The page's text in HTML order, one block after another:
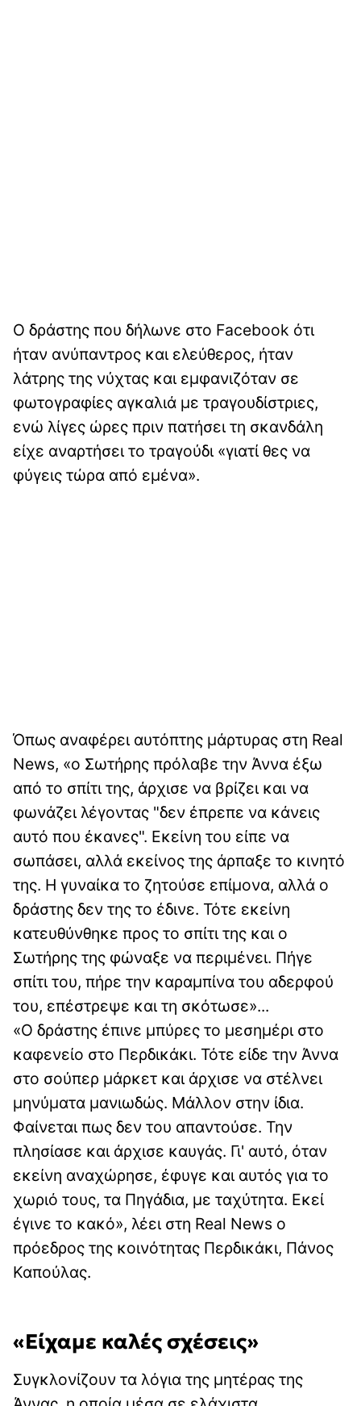
Ο δράστης που δήλωνε στο Facebook ότι
ήταν ανύπαντρος και ελεύθερος, ήταν
λάτρης της νύχτας και εμφανιζόταν σε
φωτογραφίες αγκαλιά με τραγουδίστριες,
ενώ λίγες ώρες πριν πατήσει τη σκανδάλη
είχε αναρτήσει το τραγούδι «γιατί θες να
φύγεις τώρα από εμένα».
Όπως αναφέρει αυτόπτης μάρτυρας στη Real
News, «ο Σωτήρης πρόλαβε την Άννα έξω
από το σπίτι της, άρχισε να βρίζει και να
φωνάζει λέγοντας "δεν έπρεπε να κάνεις
αυτό που έκανες". Εκείνη του είπε να
σωπάσει, αλλά εκείνος της άρπαξε το κινητό
της. Η γυναίκα το ζητούσε επίμονα, αλλά ο
δράστης δεν της το έδινε. Τότε εκείνη
κατευθύνθηκε προς το σπίτι της και ο
Σωτήρης της φώναξε να περιμένει. Πήγε
σπίτι του, πήρε την καραμπίνα του αδερφού
του, επέστρεψε και τη σκότωσε»...
«Ο δράστης έπινε μπύρες το μεσημέρι στο
καφενείο στο Περδικάκι. Τότε είδε την Άννα
στο σούπερ μάρκετ και άρχισε να στέλνει
μηνύματα μανιωδώς. Μάλλον στην ίδια.
Φαίνεται πως δεν του απαντούσε. Την
πλησίασε και άρχισε καυγάς. Γι' αυτό, όταν
εκείνη αναχώρησε, έφυγε και αυτός για το
χωριό τους, τα Πηγάδια, με ταχύτητα. Εκεί
έγινε το κακό», λέει στη Real News ο
πρόεδρος της κοινότητας Περδικάκι, Πάνος
Καπούλας.
«Είχαμε καλές σχέσεις»
Συγκλονίζουν τα λόγια της μητέρας της